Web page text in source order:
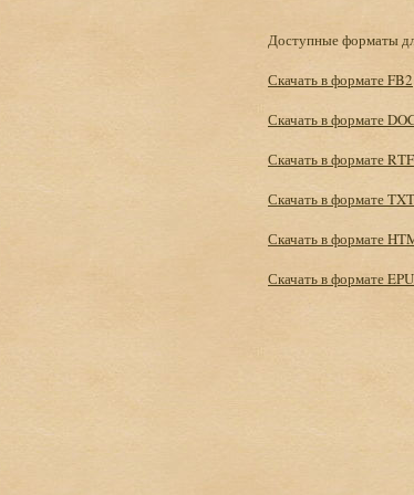
Доступные форматы
Скачать в формате FB2
Скачать в формате
Скачать в формате RTF
Скачать в формате TXT
Скачать в формате
Скачать в формате